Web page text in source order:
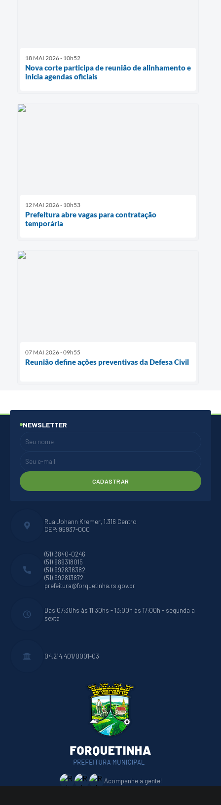
18 MAI 2026 - 10h52
Nova corte participa de reunião de alinhamento e
inicia agendas oficiais
12 MAI 2026 - 10h53
Prefeitura abre vagas para contratação
temporária
07 MAI 2026 - 09h55
Reunião define ações preventivas da Defesa Civil
Acompanhe a gente!
Rua Johann Kremer, 1.316 Centro
CEP: 95937-000
(51) 3840-0246
(51) 989318015
(51) 992836382
(51) 992813872
prefeitura@forquetinha.rs.gov.br
Das 07:30hs às 11:30hs - 13:00h às 17:00h - segunda a
sexta
04.214.401/0001-03
NEWSLETTER
CADASTRAR